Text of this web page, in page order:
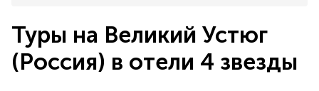
Туры на Великий Устюг
(Россия) в отели 4 звезды